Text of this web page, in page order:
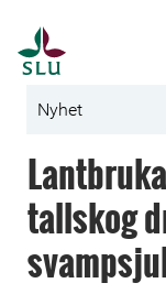
Nyhet
tallskog